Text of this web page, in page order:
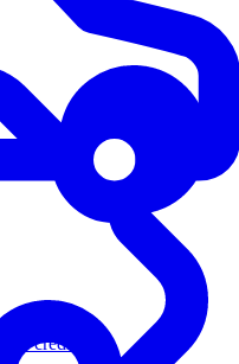
de crédit